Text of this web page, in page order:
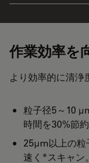
作業効率を
より効率的に清浄
粒子径5～10
時間を30%節
25µm以上の粒
速く*スキャン。